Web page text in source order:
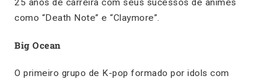
25 anos de carreira com seus sucessos de animes
como “Death Note” e “Claymore”.
Big Ocean
O primeiro grupo de K-pop formado por idols com